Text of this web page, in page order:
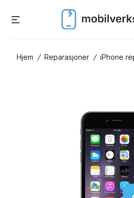
Hjem / Reparasjoner / iPhone